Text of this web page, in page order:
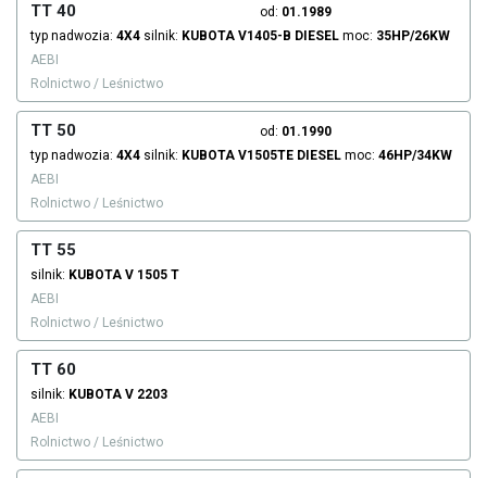
TT 40 od: 01.1989
typ nadwozia: 4X4 silnik: KUBOTA V1405-B DIESEL moc: 35HP/26KW
AEBI
Rolnictwo / Leśnictwo
TT 50 od: 01.1990
typ nadwozia: 4X4 silnik: KUBOTA V1505TE DIESEL moc: 46HP/34KW
AEBI
Rolnictwo / Leśnictwo
TT 55
silnik: KUBOTA V 1505 T
AEBI
Rolnictwo / Leśnictwo
TT 60
silnik: KUBOTA V 2203
AEBI
Rolnictwo / Leśnictwo